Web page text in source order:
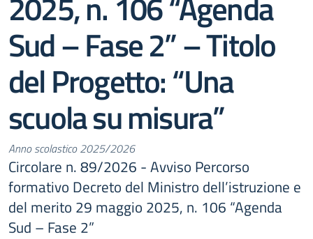
Sud – Fase 2” – Titolo
del Progetto: “Una
scuola su misura”
Anno scolastico 2025/2026
Circolare n. 89/2026 - Avviso Percorso
formativo Decreto del Ministro dell’istruzione e
del merito 29 maggio 2025, n. 106 “Agenda
Sud – Fase 2”